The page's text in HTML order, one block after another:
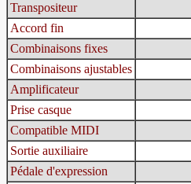
Transpositeur
Accord fin
Combinaisons fixes
Combinaisons ajustables
Amplificateur
Prise casque
Compatible MIDI
Sortie auxiliaire
Pédale d'expression